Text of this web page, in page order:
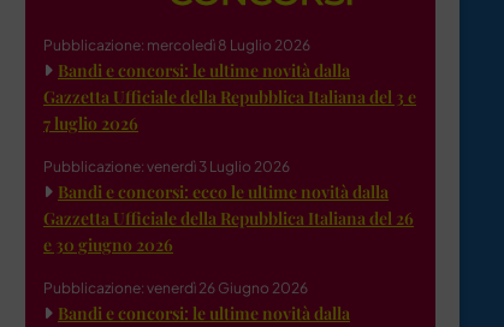
Pubblicazione: mercoledì 8 Luglio 2026
Bandi e concorsi: le ultime novità dalla
Gazzetta Ufficiale della Repubblica Italiana del 3 e
7 luglio 2026
Pubblicazione: venerdì 3 Luglio 2026
Bandi e concorsi: ecco le ultime novità dalla
Gazzetta Ufficiale della Repubblica Italiana del 26
e 30 giugno 2026
Pubblicazione: venerdì 26 Giugno 2026
Bandi e concorsi: le ultime novità dalla